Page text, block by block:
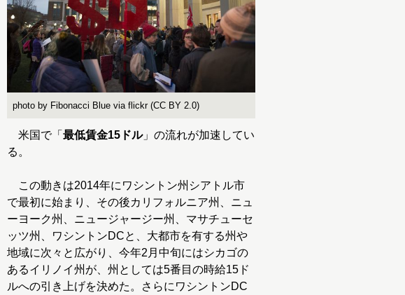
photo by Fibonacci Blue via flickr (CC BY 2.0)
米国で「 最低賃金15ドル」の流れが加速してい
る。
この動きは2014年にワシントン州シアトル市
で最初に始まり、その後カリフォルニア州、ニュ
ーヨーク州、ニュージャージー州、マサチューセ
ッツ州、ワシントンDCと、大都市を有する州や
地域に次々と広がり、今年2月中旬にはシカゴの
あるイリノイ州が、州としては5番目の時給15ド
ルへの引き上げを決めた。さらにワシントンDC